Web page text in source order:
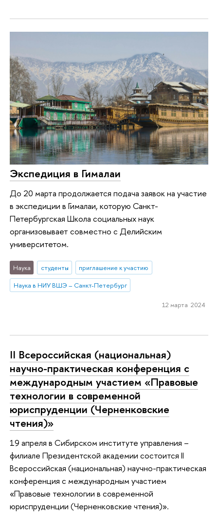
Экспедиция в Гималаи
До 20 марта продолжается подача заявок на участие
в экспедиции в Гималаи, которую Санкт-
Петербургская Школа социальных наук
организовывает совместно с Делийским
университетом.
Наука студенты
приглашение к участию
Наука в НИУ ВШЭ – Санкт-Петербург
12 марта 2024
II Всероссийская (национальная)
научно-практическая конференция с
международным участием «Правовые
технологии в современной
юриспруденции (Черненковские
чтения)»
19 апреля в Сибирском институте управления –
филиале Президентской академии состоится II
Всероссийская (национальная) научно-практическая
конференция с международным участием
«Правовые технологии в современной
юриспруденции (Черненковские чтения)».